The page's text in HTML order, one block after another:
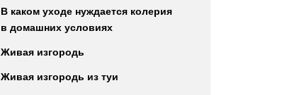
В каком уходе нуждается колерия
в домашних условиях
Живая изгородь
Живая изгородь из туи